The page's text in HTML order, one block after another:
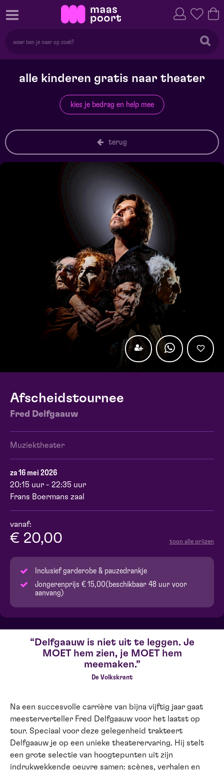
alle kinderen gratis naar theater
kies je bedrag en help mee
terug
Afscheidstournee
Fred Delfgaauw
Muziektheater
za 16 mei 2026
20:15 uur - 22:35 uur
Frans Boermans zaal
vanaf:
€ 20,00 toon alle prijzen
Inclusief garderobe & pauzedrankje
Jongerenprijs € 15,00(beschikbaar 48 uur voor
aanvang)
Delfgaauw is niet uit te leggen. Je
MOET hem zien, je MOET hem
meemaken.
De Volkskrant
Na een succesvolle carrière van bijna vijftig jaar gaat
meesterverteller Fred Delfgaauw voor het laatst op
tour. Speciaal voor deze gelegenheid trakteert
Delfgaauw je op een unieke theaterervaring. Hij stelt
een grote selectie van hoogtepunten uit zijn
indrukwekkende oeuvre samen: scènes, verhalen en